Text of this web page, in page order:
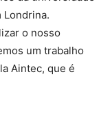
Londrina.
o nosso
um trabalho
Aintec, que é